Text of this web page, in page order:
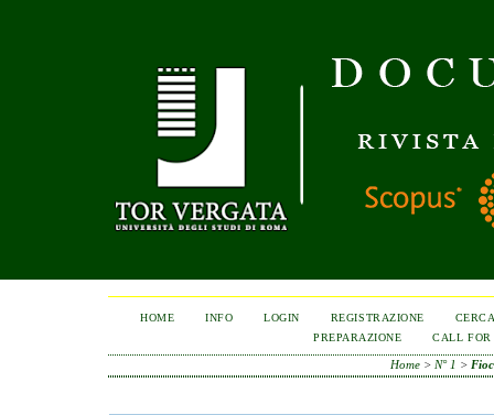
HOME INFO LOGIN REGISTRAZIONE
PREPARAZIONE
CALL FOR
Home > N° 1 >